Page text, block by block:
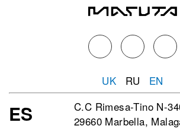
UK RU EN
ES
C.C Rimesa-Tino N-
29660 Marbella,